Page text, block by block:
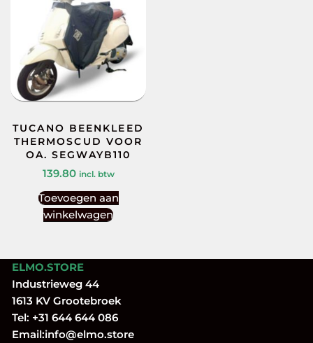
TUCANO BEENKLEED
THERMOSCUD VOOR
OA. SEGWAYB110
139.80 incl. btw
Toevoegen aan
winkelwagen
ELMO.STORE
Industrieweg 44
1613 KV Grootebroek
Tel: +31 644 644 086
Email:info@elmo.store